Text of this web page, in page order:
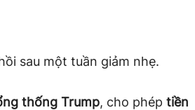
sau một tuần giảm nhẹ.
thống Trump, cho phép tiền